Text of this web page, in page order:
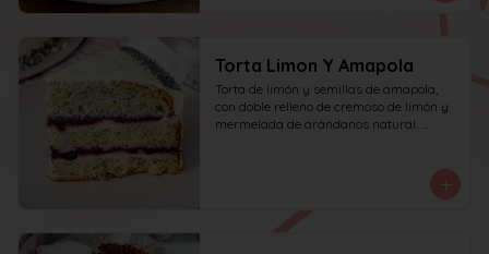
Torta Limon Y Amapola
Torta de limón y semillas de amapola,
con doble relleno de cremoso de limón y
mermelada de arándanos natural.